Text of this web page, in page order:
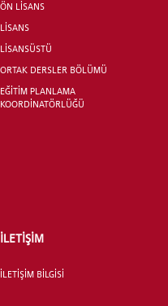
ÖN LİSANS
LİSANS
LİSANSÜSTÜ
ORTAK DERSLER BÖLÜMÜ
EĞİTİM PLANLAMA
KOORDİNATÖRLÜĞÜ
İLETİŞİM
İLETİŞİM BİLGİSİ